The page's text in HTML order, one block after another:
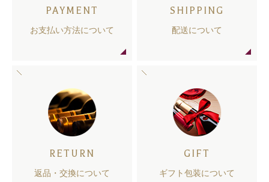
PAYMENT
お支払い方法について
SHIPPING
配送について
RETURN
返品・交換について
GIFT
ギフト包装について